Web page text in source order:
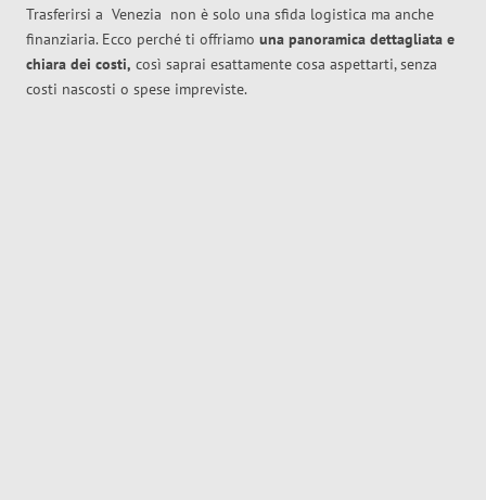
Trasferirsi a Venezia non è solo una sfida logistica ma anche
finanziaria. Ecco perché ti offriamo una panoramica dettagliata e
chiara dei costi, così saprai esattamente cosa aspettarti, senza
costi nascosti o spese impreviste.